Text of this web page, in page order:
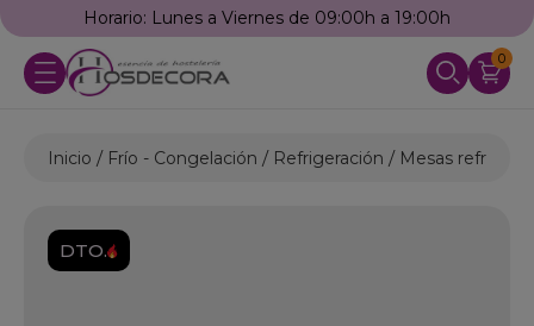
Horario: Lunes a Viernes de 09:00h a 19:00h
0
Inicio Frío - Congelación Refrigeración Mesas
DTO.